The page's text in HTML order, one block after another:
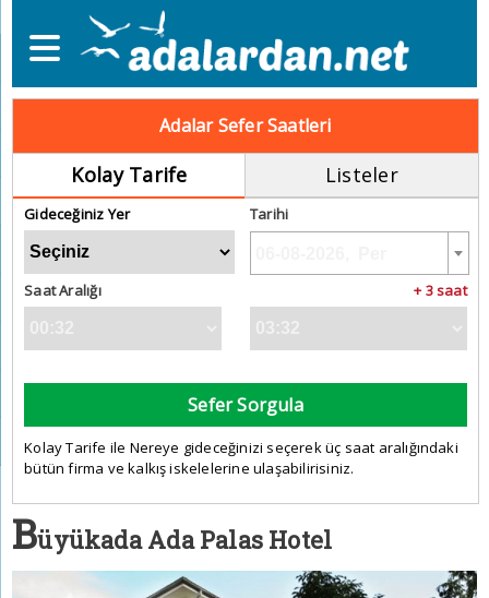
Adalar Sefer Saatleri
Kolay Tarife Listeler
Gideceğiniz Yer Tarihi
Saat Aralığı + 3 saat
Sefer Sorgula
Kolay Tarife ile Nereye gideceğinizi seçerek üç saat aralığındaki
bütün firma ve kalkış iskelelerine ulaşabilirisiniz.
Büyükada Ada Palas Hotel